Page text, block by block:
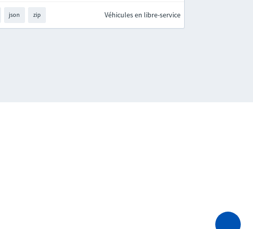
json zip Véhicules en libre-service